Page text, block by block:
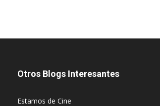
Otros Blogs Interesantes
Estamos de Cine